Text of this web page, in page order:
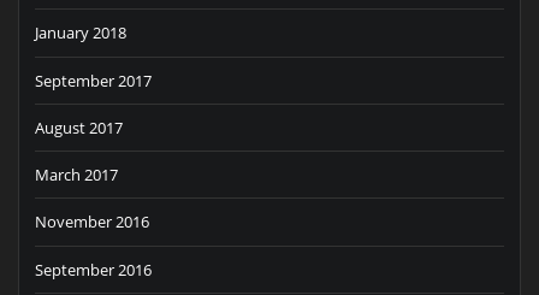
January 2018
September 2017
August 2017
March 2017
November 2016
September 2016